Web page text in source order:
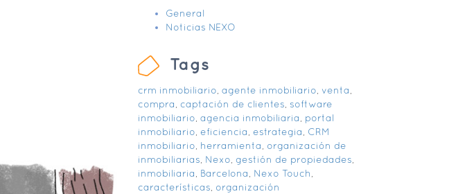
General
Noticias NEXO
Tags
crm inmobiliario, agente inmobiliario, venta,
compra, captación de clientes, software
inmobiliario, agencia inmobiliaria, portal
inmobiliario, eficiencia, estrategia, CRM
inmobiliario, herramienta, organización de
inmobiliarias, Nexo, gestión de propiedades,
inmobiliaria, Barcelona, Nexo Touch,
características, organización